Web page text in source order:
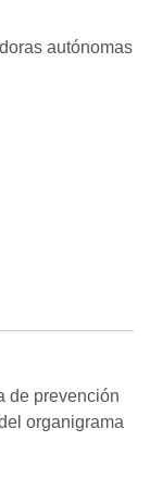
autónomas
de prevención
organigrama